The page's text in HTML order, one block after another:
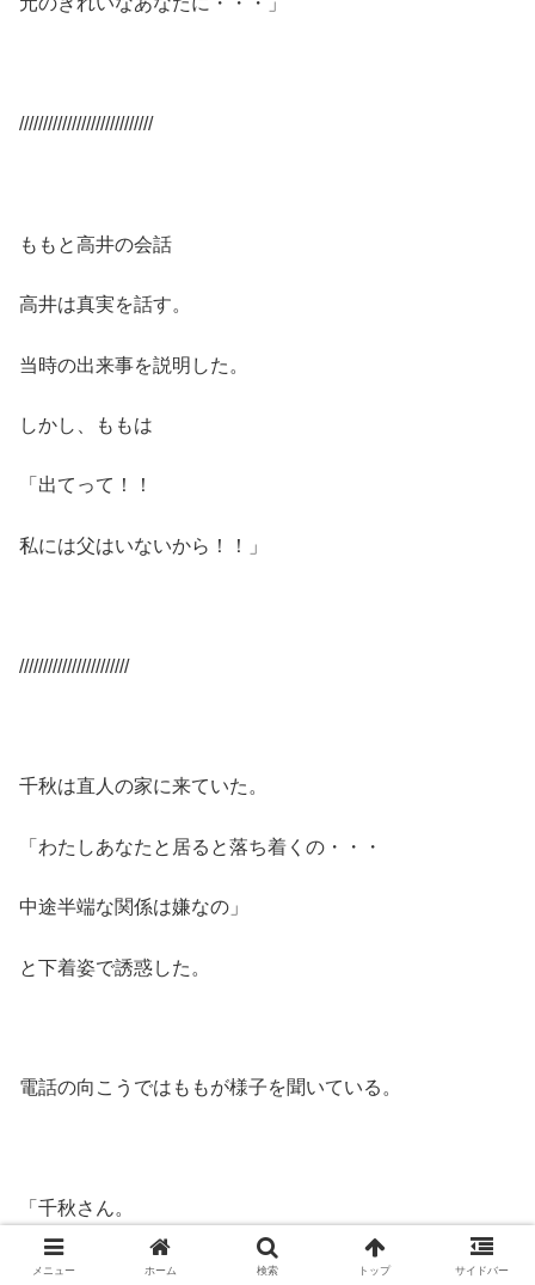
////////////////////////////
ももと高井の会話
高井は真実を話す。
当時の出来事を説明した。
しかし、ももは
「出てって！！
私には父はいないから！！」
///////////////////////
千秋は直人の家に来ていた。
「わたしあなたと居ると落ち着くの・・・
中途半端な関係は嫌なの」
と下着姿で誘惑した。
電話の向こうではももが様子を聞いている。
「千秋さん。
おれ・・・・」
メニュー ホーム 検索 トップ サイドバー